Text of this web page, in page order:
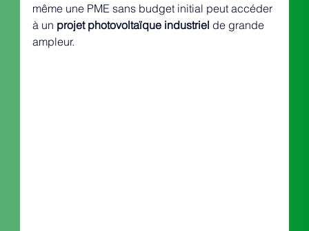
même une PME sans budget initial peut accéder
à un projet photovoltaïque industriel de grande
ampleur.